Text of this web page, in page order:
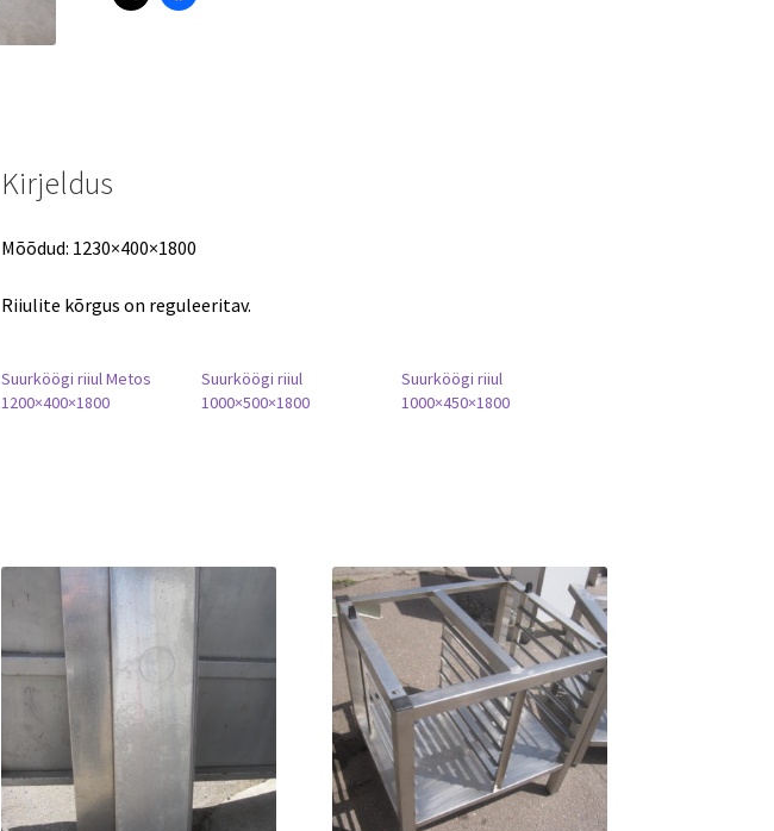
Kirjeldus
Mõõdud: 1230×400×1800
Riiulite kõrgus on reguleeritav.
Suurköögi riiul Metos
1200×400×1800
Suurköögi riiul
1000×500×1800
Suurköögi riiul
1000×450×1800